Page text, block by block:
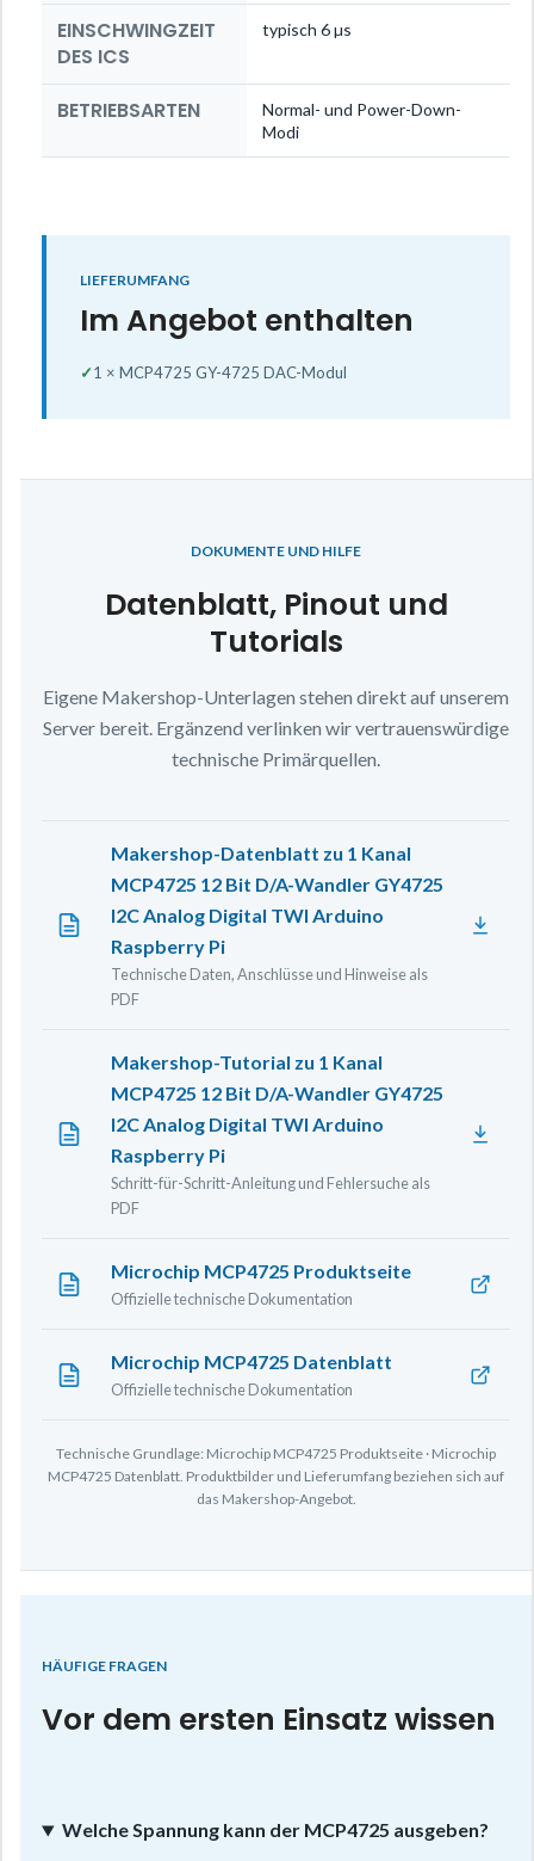
EINSCHWINGZEIT
DES ICS
typisch 6 µs
BETRIEBSARTEN
Normal- und Power-Down-
Modi
LIEFERUMFANG
Im Angebot enthalten
✓1 × MCP4725 GY-4725 DAC-Modul
DOKUMENTE UND HILFE
Datenblatt, Pinout und
Tutorials
Eigene Makershop-Unterlagen stehen direkt auf unserem
Server bereit. Ergänzend verlinken wir vertrauenswürdige
technische Primärquellen.
Makershop-Datenblatt zu 1 Kanal
MCP4725 12 Bit D/A-Wandler GY4725
I2C Analog Digital TWI Arduino
Raspberry Pi
Technische Daten, Anschlüsse und Hinweise als
PDF
Makershop-Tutorial zu 1 Kanal
MCP4725 12 Bit D/A-Wandler GY4725
I2C Analog Digital TWI Arduino
Raspberry Pi
Schritt-für-Schritt-Anleitung und Fehlersuche als
PDF
Microchip MCP4725 Produktseite
Offizielle technische Dokumentation
Microchip MCP4725 Datenblatt
Offizielle technische Dokumentation
Technische Grundlage: Microchip MCP4725 Produktseite · Microchip
MCP4725 Datenblatt. Produktbilder und Lieferumfang beziehen sich auf
das Makershop-Angebot.
HÄUFIGE FRAGEN
Vor dem ersten Einsatz wissen
Welche Spannung kann der MCP4725 ausgeben?